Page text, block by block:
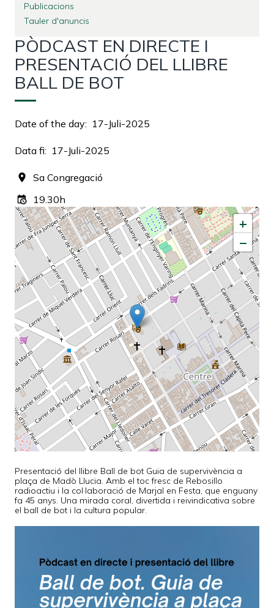
Publicacions
Tauler d'anuncis
PÒDCAST EN DIRECTE I
PRESENTACIÓ DEL LLIBRE
BALL DE BOT
Date of the day 17-Juli-2025
Data fi 17-Juli-2025
Sa Congregació
19.30h
+
−
Presentació del llibre Ball de bot Guia de supervivència a
plaça de Madò Llucia. Amb el toc fresc de Rebosillo
radioactiu i la col·laboració de Marjal en Festa, que enguany
fa 45 anys. Una mirada coral, divertida i reivindicativa sobre
el ball de bot i la cultura popular.